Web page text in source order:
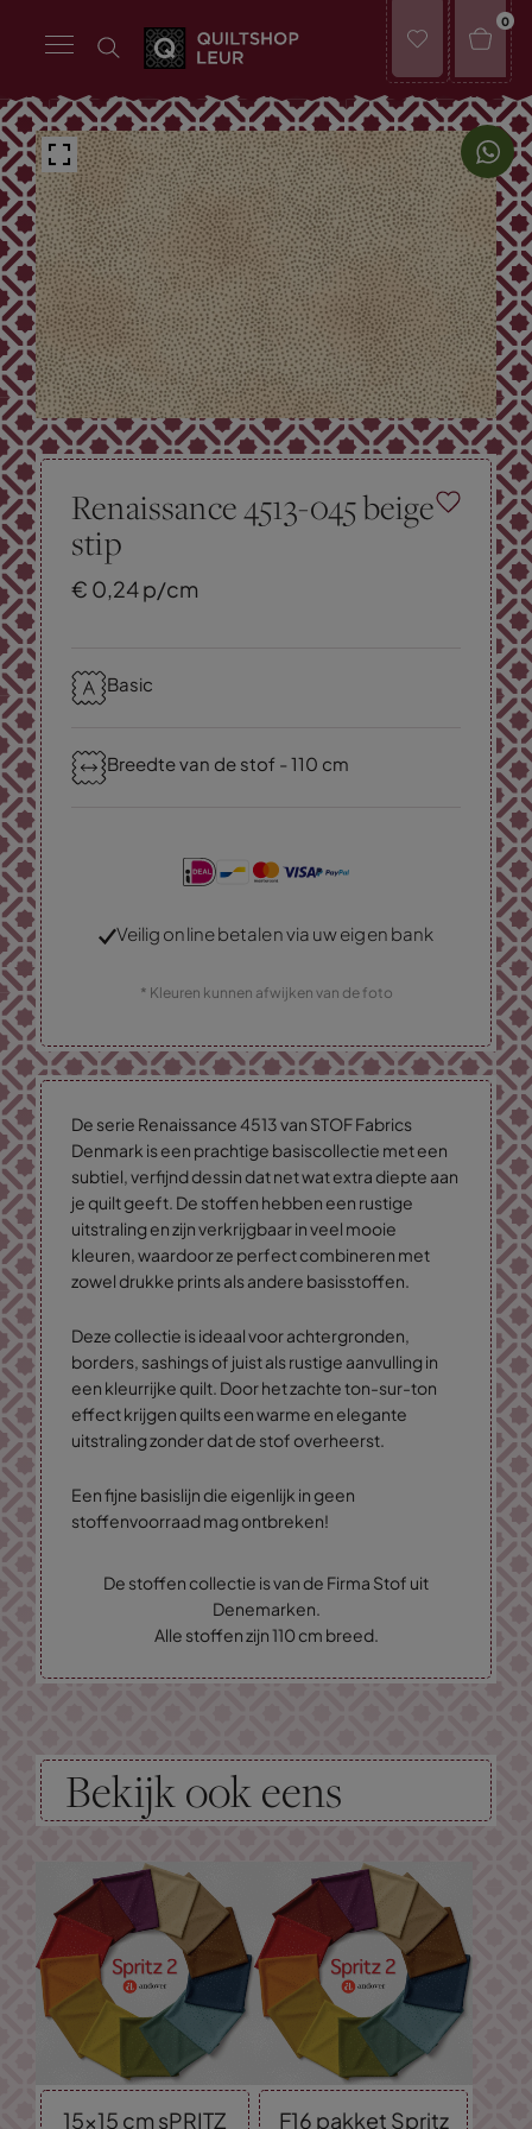
0
Renaissance 4513-045 beige
stip
€ 0,24p/cm
Basic
Breedte van de stof - 110 cm
Veilig online betalen via uw eigen bank
* Kleuren kunnen afwijken van de foto
De serie Renaissance 4513 van STOF Fabrics
Denmark is een prachtige basiscollectie met een
subtiel, verfijnd dessin dat net wat extra diepte aan
je quilt geeft. De stoffen hebben een rustige
uitstraling en zijn verkrijgbaar in veel mooie
kleuren, waardoor ze perfect combineren met
zowel drukke prints als andere basisstoffen.
Deze collectie is ideaal voor achtergronden,
borders, sashings of juist als rustige aanvulling in
een kleurrijke quilt. Door het zachte ton-sur-ton
effect krijgen quilts een warme en elegante
uitstraling zonder dat de stof overheerst.
Een fijne basislijn die eigenlijk in geen
stoffenvoorraad mag ontbreken!
De stoffen collectie is van de Firma Stof uit
Denemarken.
Alle stoffen zijn 110 cm breed.
Bekijk ook eens
15x15 cm sPRITZ F16 pakket Spritz